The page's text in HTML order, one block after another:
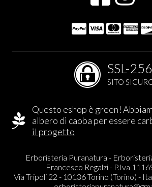
SSL-256
SITO
Questo eshop è green!
albero di caoba per essere
il progetto
Erboristeria Puranatura -
Francesco Regalzi - P.Iva
Via Tripoli 22 - 10136 Torino (Torino) -